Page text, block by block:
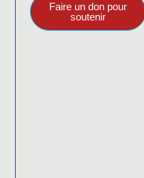
Faire un don pour
soutenir